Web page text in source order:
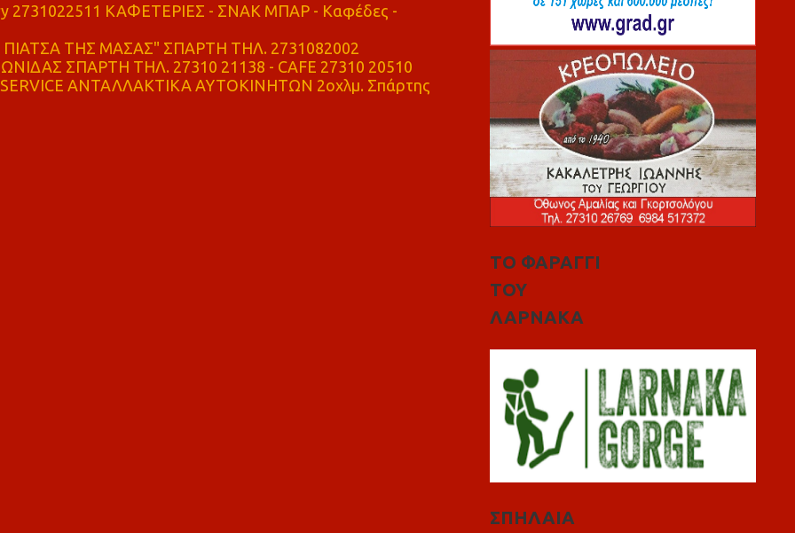
2731022511 ΚΑΦΕΤΕΡΙΕΣ - ΣΝΑΚ ΜΠΑΡ - Καφέδες -
ΤΗΣ ΜΑΣΑΣ" ΣΠΑΡΤΗ ΤΗΛ. 2731082002
ΣΠΑΡΤΗ ΤΗΛ. 27310 21138 - CAFE 27310 20510
ΑΝΤΑΛΛΑΚΤΙΚΑ ΑΥΤΟΚΙΝΗΤΩΝ 2οχλμ. Σπάρτης
ΤΟ ΦΑΡΑΓΓΙ
ΤΟΥ
ΛΑΡΝΑΚΑ
ΣΠΗΛΑΙΑ